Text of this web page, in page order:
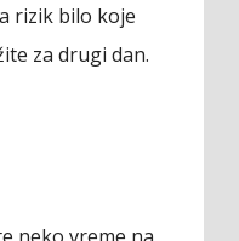
rizik bilo koje
za drugi dan.
neko vreme na